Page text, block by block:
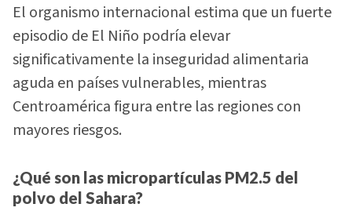
El organismo internacional estima que un fuerte
episodio de El Niño podría elevar
significativamente la inseguridad alimentaria
aguda en países vulnerables, mientras
Centroamérica figura entre las regiones con
mayores riesgos.
¿Qué son las micropartículas PM2.5 del
polvo del Sahara?